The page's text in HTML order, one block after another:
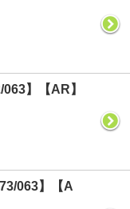
】【AR】
063】【A